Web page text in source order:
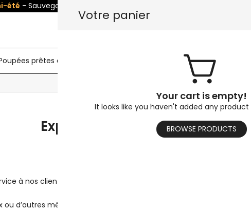
Votre panier
Your cart is empty!
It looks like you haven't added any
BROWSE PRODUCTS
été - Sauvegarder
prêtes à être expédiées Torse de poupée sexuelle
Expédition et livraison
à nos clients. Vous avez la possibilité de bénéficier de la
ou d’autres méthodes les plus rapides. Avec des transporteurs tels